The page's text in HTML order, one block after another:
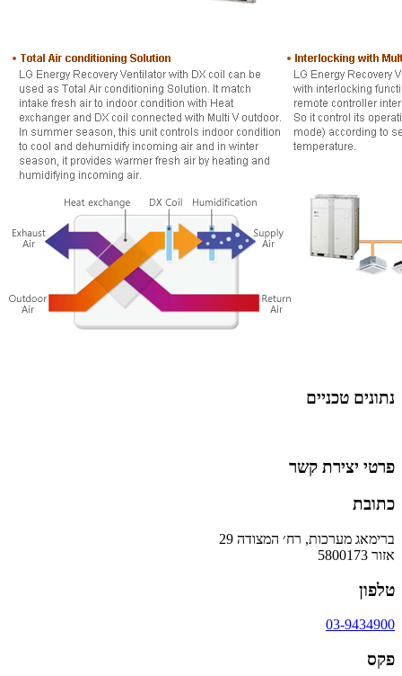
נתונים טכניים
פרטי יצירת קשר
כתובת
ברימאג מערכות, רח׳ המצודה 29
אזור 5800173
טלפון
03-9434900
פקס